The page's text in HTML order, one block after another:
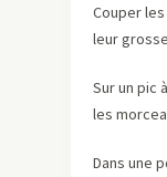
Couper
leur
Sur un pic
les
Dans une